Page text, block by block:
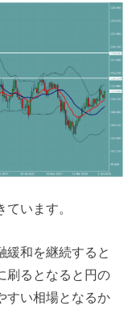
います。
緩和を継続すると
刷るとなると円の
すい相場となるか